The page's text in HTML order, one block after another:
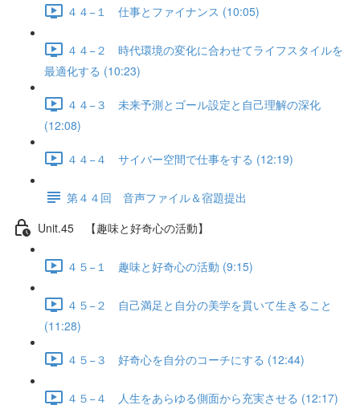
４４−１ 仕事とファイナンス (10:05)
４４−２ 時代環境の変化に合わせてライフスタイルを
最適化する (10:23)
４４−３ 未来予測とゴール設定と自己理解の深化
(12:08)
４４−４ サイバー空間で仕事をする (12:19)
第４４回 音声ファイル＆宿題提出
Unit.45 【趣味と好奇心の活動】
４５−１ 趣味と好奇心の活動 (9:15)
４５−２ 自己満足と自分の美学を貫いて生きること
(11:28)
４５−３ 好奇心を自分のコーチにする (12:44)
４５−４ 人生をあらゆる側面から充実させる (12:17)